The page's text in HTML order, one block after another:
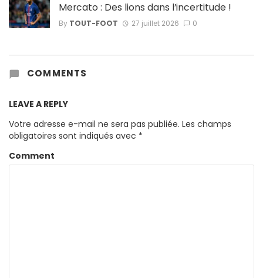
Mercato : Des lions dans l’incertitude !
By TOUT-FOOT 27 juillet 2026 0
COMMENTS
LEAVE A REPLY
Votre adresse e-mail ne sera pas publiée. Les champs
obligatoires sont indiqués avec *
Comment